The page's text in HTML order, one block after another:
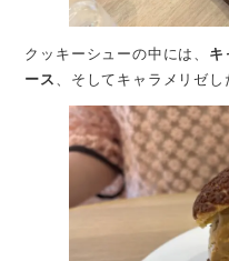
クッキーシューの中には、 キ
ース
、そしてキャラメリゼし